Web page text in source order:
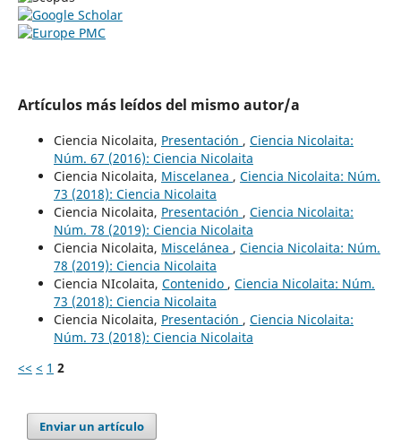
Artículos más leídos del mismo autor/a
Ciencia Nicolaita, Presentación , Ciencia Nicolaita:
Núm. 67 (2016): Ciencia Nicolaita
Ciencia Nicolaita, Miscelanea , Ciencia Nicolaita: Núm.
73 (2018): Ciencia Nicolaita
Ciencia Nicolaita, Presentación , Ciencia Nicolaita:
Núm. 78 (2019): Ciencia Nicolaita
Ciencia Nicolaita, Miscelánea , Ciencia Nicolaita: Núm.
78 (2019): Ciencia Nicolaita
Ciencia NIcolaita, Contenido , Ciencia Nicolaita: Núm.
73 (2018): Ciencia Nicolaita
Ciencia Nicolaita, Presentación , Ciencia Nicolaita:
Núm. 73 (2018): Ciencia Nicolaita
<< < 1 2
Enviar un artículo